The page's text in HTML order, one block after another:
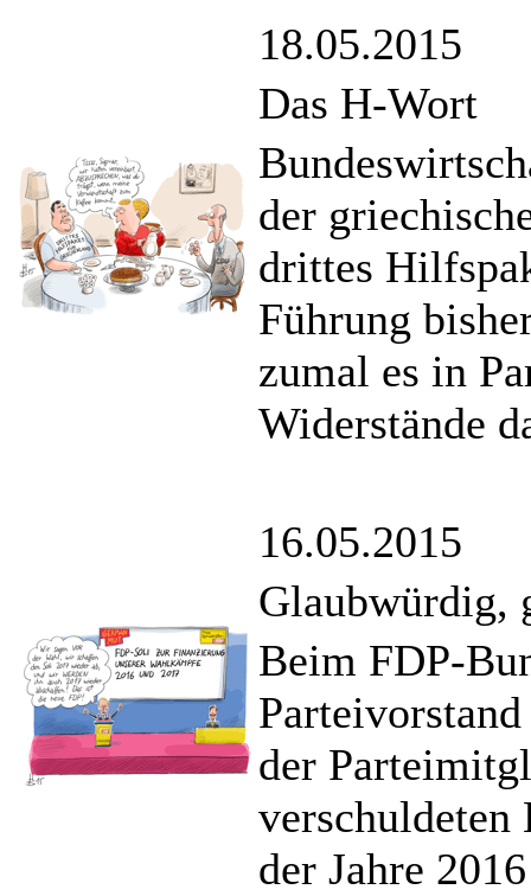
18.05.2015
Das H-Wort
der
drittes
Führung
zumal es in
Widerstände
16.05.2015
Glaubwürdig,
Beim FDP-
der
verschuldeten
der Jahre